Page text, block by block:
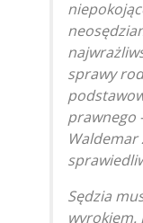
sprawy
prawnego
Sędzia